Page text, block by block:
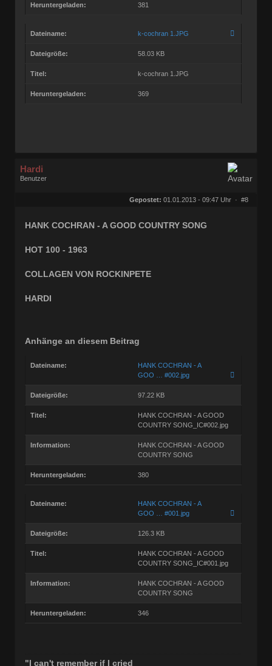
Heruntergeladen: 381
Dateiname: k-cochran 1.JPG
Dateigröße: 58.03 KB
Titel: k-cochran 1.JPG
Heruntergeladen: 369
Hardi
Benutzer
Gepostet: 01.01.2013 - 09:47 Uhr · #8
HANK COCHRAN - A GOOD COUNTRY SONG
HOT 100 - 1963
COLLAGEN VON ROCKINPETE
HARDI
Anhänge an diesem Beitrag
Dateiname:
HANK COCHRAN - A
GOO … #002.jpg
Dateigröße: 97.22 KB
Titel:
HANK COCHRAN - A GOOD
COUNTRY SONG_IC#002.jpg
Information:
HANK COCHRAN - A GOOD
COUNTRY SONG
Heruntergeladen: 380
Dateiname:
HANK COCHRAN - A
GOO … #001.jpg
Dateigröße: 126.3 KB
Titel:
HANK COCHRAN - A GOOD
COUNTRY SONG_IC#001.jpg
Information:
HANK COCHRAN - A GOOD
COUNTRY SONG
Heruntergeladen: 346
"I can't remember if I cried